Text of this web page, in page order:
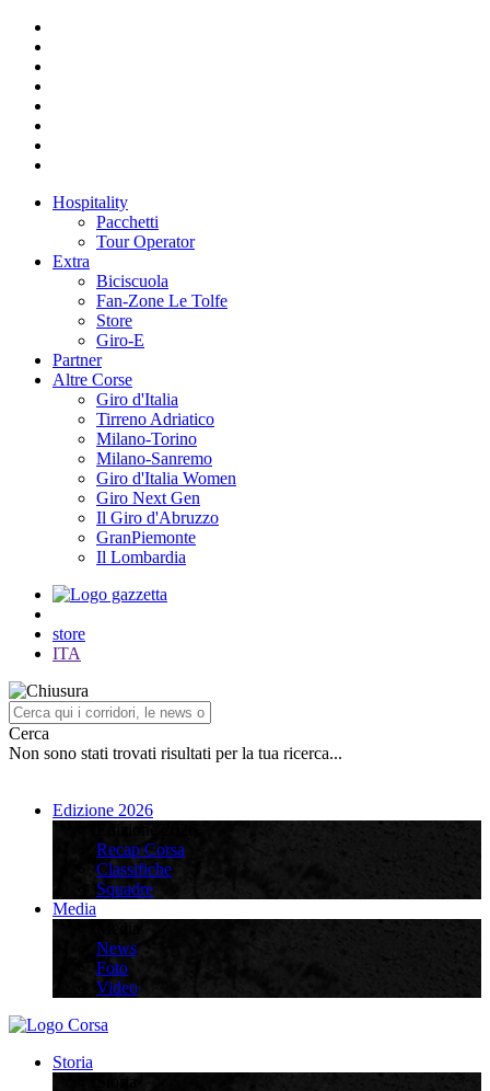
Hospitality
Pacchetti
Tour Operator
Extra
Biciscuola
Fan-Zone Le Tolfe
Store
Giro-E
Partner
Altre Corse
Giro d'Italia
Tirreno Adriatico
Milano-Torino
Milano-Sanremo
Giro d'Italia Women
Giro Next Gen
Il Giro d'Abruzzo
GranPiemonte
Il Lombardia
store
ITA
Cerca
Non sono stati trovati risultati per la tua ricerca...
Edizione 2026
Recap Corsa
Classifiche
Squadre
Media
News
Foto
Video
Storia